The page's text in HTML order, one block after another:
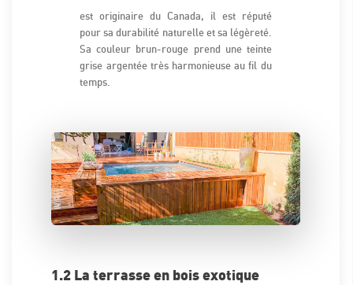
est originaire du Canada, il est réputé
pour sa durabilité naturelle et sa légèreté.
Sa couleur brun-rouge prend une teinte
grise argentée très harmonieuse au fil du
temps.
1.2 La terrasse en bois exotique